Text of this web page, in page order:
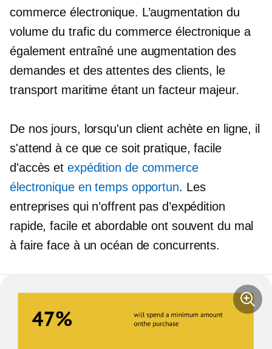
commerce électronique. L’augmentation du
volume du trafic du commerce électronique a
également entraîné une augmentation des
demandes et des attentes des clients, le
transport maritime étant un facteur majeur.
De nos jours, lorsqu'un client achète en ligne, il
s'attend à ce que ce soit pratique, facile
d'accès et expédition de commerce
électronique en temps opportun. Les
entreprises qui n’offrent pas d’expédition
rapide, facile et abordable ont souvent du mal
à faire face à un océan de concurrents.